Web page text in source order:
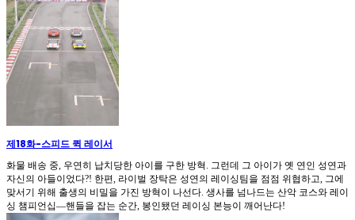
제18화-스피드 퀵 레이서
화물 배송 중, 우연히 납치당한 아이를 구한 방혁. 그런데 그 아이가 옛 연인 성연과
자신의 아들이었다?! 한편, 라이벌 장탁은 성연의 레이싱팀을 점점 위협하고, 그에
맞서기 위해 출생의 비밀을 가진 방혁이 나선다. 생사를 넘나드는 산악 코스와 레이
싱 챔피언십—핸들을 잡는 순간, 봉인됐던 레이싱 본능이 깨어난다!